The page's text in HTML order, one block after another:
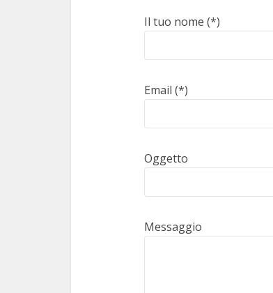
Il tuo nome (*)
Email (*)
Oggetto
Messaggio